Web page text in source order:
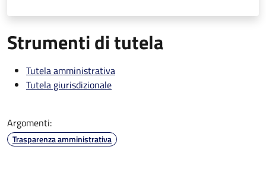
Strumenti di tutela
Tutela amministrativa
Tutela giurisdizionale
Argomenti:
Trasparenza amministrativa